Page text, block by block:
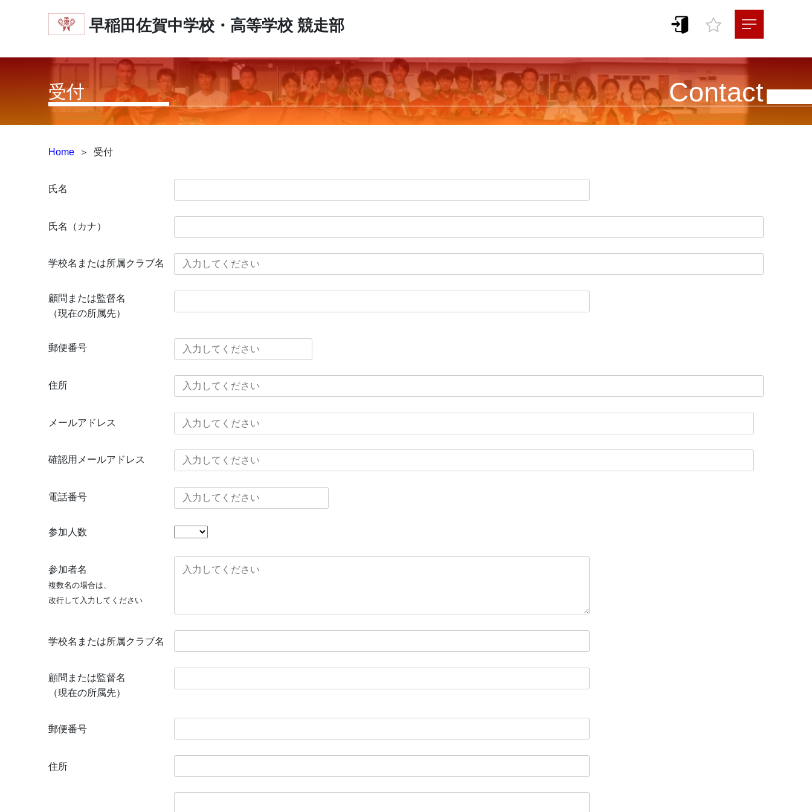
早稲田佐賀中学校・高等学校 競走部
受付 Contact
Home ＞ 受付
氏名
氏名（カナ）
学校名または所属クラブ名
顧問または監督名
（現在の所属先）
郵便番号
住所
メールアドレス
確認用メールアドレス
電話番号
参加人数
参加者名
複数名の場合は、
改行して入力してください
学校名または所属クラブ名
顧問または監督名
（現在の所属先）
郵便番号
住所